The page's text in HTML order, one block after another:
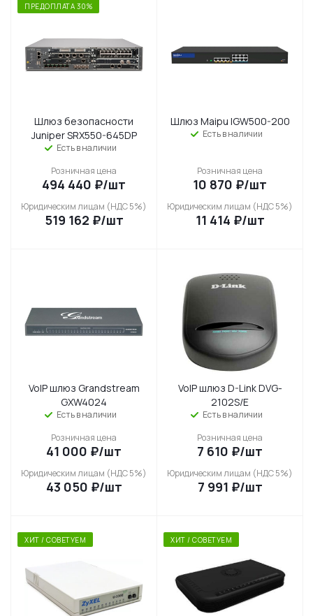
ПРЕДОПЛАТА 30%
Шлюз безопасности
Juniper SRX550-645DP
Есть в наличии
Розничная цена
494 440 ₽/шт
Юридическим лицам (НДС 5%)
519 162 ₽/шт
Шлюз Maipu IGW500-200
Есть в наличии
Розничная цена
10 870 ₽/шт
Юридическим лицам (НДС 5%)
11 414 ₽/шт
VoIP шлюз Grandstream
GXW4024
Есть в наличии
Розничная цена
41 000 ₽/шт
Юридическим лицам (НДС 5%)
43 050 ₽/шт
VoIP шлюз D-Link DVG-
2102S/E
Есть в наличии
Розничная цена
7 610 ₽/шт
Юридическим лицам (НДС 5%)
7 991 ₽/шт
ХИТ / СОВЕТУЕМ ХИТ / СОВЕТУЕМ